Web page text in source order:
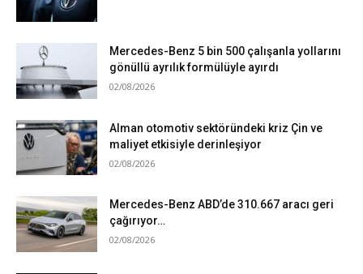
Mercedes-Benz 5 bin 500 çalışanla yollarını
gönüllü ayrılık formülüyle ayırdı
02/08/2026
Alman otomotiv sektöründeki kriz Çin ve
maliyet etkisiyle derinleşiyor
02/08/2026
Mercedes-Benz ABD’de 310.667 aracı geri
çağırıyor…
02/08/2026